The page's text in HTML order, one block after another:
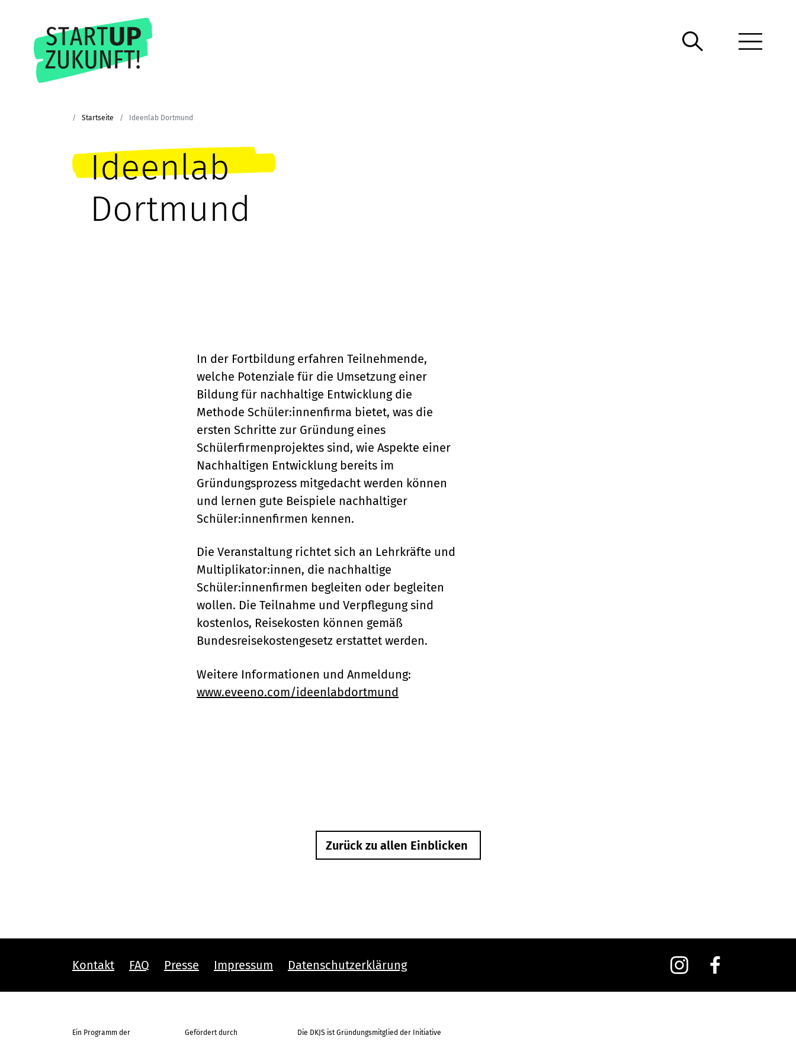
Startseite Ideenlab Dortmund
Ideenlab
Dortmund
In der Fortbildung erfahren Teilnehmende,
welche Potenziale für die Umsetzung einer
Bildung für nachhaltige Entwicklung die
Methode Schüler:innenfirma bietet, was die
ersten Schritte zur Gründung eines
Schülerfirmenprojektes sind, wie Aspekte einer
Nachhaltigen Entwicklung bereits im
Gründungsprozess mitgedacht werden können
und lernen gute Beispiele nachhaltiger
Schüler:innenfirmen kennen.
Die Veranstaltung richtet sich an Lehrkräfte und
Multiplikator:innen, die nachhaltige
Schüler:innenfirmen begleiten oder begleiten
wollen. Die Teilnahme und Verpflegung sind
kostenlos, Reisekosten können gemäß
Bundesreisekostengesetz erstattet werden. ​​​​​
Weitere Informationen und Anmeldung:
www.eveeno.com/ideenlabdortmund
Zurück zu allen Einblicken
Kontakt FAQ Presse Impressum Datenschutzerklärung
Ein Programm der Gefördert durch Die DKJS ist Gründungsmitglied der Initiative